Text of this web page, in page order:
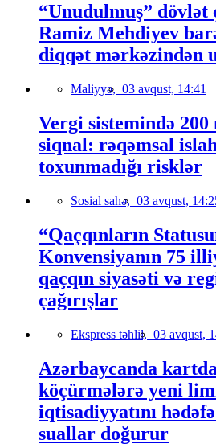
“Unudulmuş”
Ramiz Mehdiyev
diqqət mərkəzindən
Maliyyə, 03 avqust, 14:41
Vergi sistemində 200
siqnal: rəqəmsal
toxunmadığı risklər
Sosial sahə, 03 avqust,
“Qaçqınların
Konvensiyanın 75
qaçqın siyasəti və
çağırışlar
Ekspress təhlil, 03 avqust,
Azərbaycanda
köçürmələrə yeni
iqtisadiyyatını
suallar doğurur